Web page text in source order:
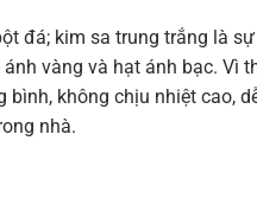
đá; kim sa trung trắng là
vàng và hạt ánh bạc. Vì
không chịu nhiệt cao,
nhà.